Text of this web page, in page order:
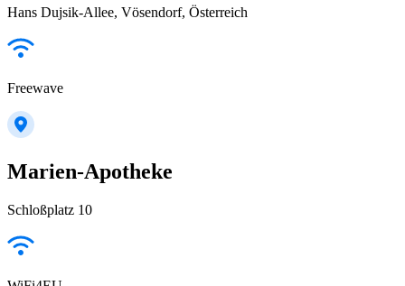
Hans Dujsik-Allee, Vösendorf, Österreich
Freewave
Marien-Apotheke
Schloßplatz 10